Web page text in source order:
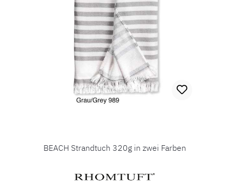
BEACH Strandtuch 320g in zwei Farben